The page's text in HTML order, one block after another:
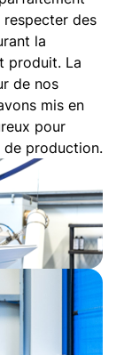
respecter des
la
produit. La
de nos
mis en
pour
production.